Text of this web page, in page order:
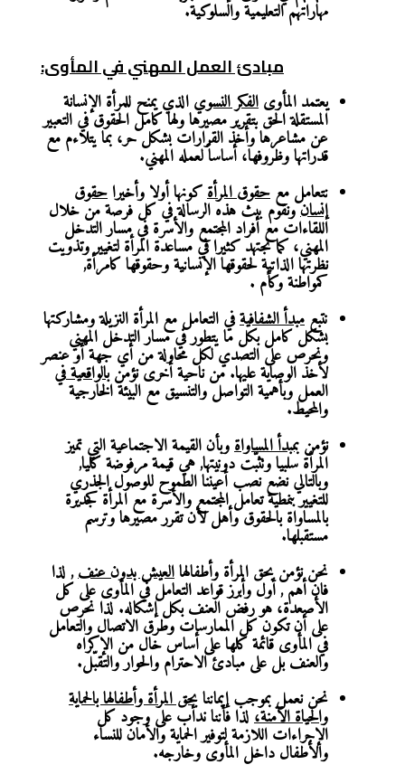
مهاراتهم التعليمية والسلوكية.
مبادئ العمل المهني في المأوى:
يعتمد المأوىالفكر النسويالذي يمنح للمرأة الإنسانة
المستقلة الحق بتقرير مصيرها ولها كامل الحقوق في التعبير
عن مشاعرها وأخذ القرارات بشكل حر، بما يتلاءم مع
قدراتها وظروفها، أساساً لعمله المهني.
نتعامل معحقوق المرأةكونها أولا وأخيراحقوق
إنسانونقوم ببث هذه الرسالة في كل فرصة من خلال
اللقاءات مع أفراد المجتمع والأسرة في مسار التدخل
المهني، كما نجتهد كثيرا في مساعدة المرأة لتغيير وتذويت
نظرتها الذاتية لحقوقها الإنسانية وحقوقها كامرأة,
كمواطنة وكأم .
نتبعمبدأ الشفافيةفي التعامل مع المرأة النزيلة ومشاركتها
بشكل كامل بكل ما يتطور في مسار التدخل المهني
ونحرص على التصدي لكل محاولة من أي جهة أو عنصر
لأخذ الوصاية عليها. من ناحية أخرى نؤمنبالواقعيةفي
العمل وبأهمية التواصل والتنسيق مع البيئة الخارجية
والمحيط.
نؤمنبمبدأ المساواةوبأن القيمة الاجتماعية التي تميز
المرأة سلبيا وتثبّت دونيتها, هي قيمة مرفوضة كليا,
وبالتالي نضع نصب أعيننا الطموح للوصول الجذري
للتغيير بنمطية تعامل المجتمع والأسرة مع المرأة كجديرة
بالمساواة بالحقوق وأهل لأن تقرر مصيرها وترسم
مستقبلها.
نحن نؤمن بحق المرأة وأطفالهاالعيش بدون عنف, لذا
فان أهم , أول وأبرز قواعد التعامل في المأوى على كل
الأصعدة، هو رفض العنف بكل إشكاله. لذا نحرص
على أن تكون كل الممارسات وطرق الاتصال والتعامل
في المأوى قائمة كلها على أساس خال من الإكراه
والعنف بل على مبادئ الاحترام والحوار والتقبّل.
نحن نعمل بموجب إيماننابحق المرأة وأطفالها بالحماية
والحياة الآمنة،لذا فأننا ندأب على وجود كل
الإجراءات اللازمة لتوفيرالحماية والأمان للنساء
والأطفال داخل المأوى وخارجه.